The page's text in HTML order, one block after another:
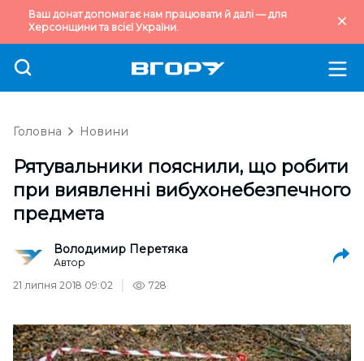
Ваш донат допомагає нам працювати й далі — для
Херсонщини та всієї України.
Головна Новини
Рятувальники пояснили, що робити
при виявленні вибухонебезпечного
предмета
Володимир Перетяка
Автор
21 липня 2018 09:02
728